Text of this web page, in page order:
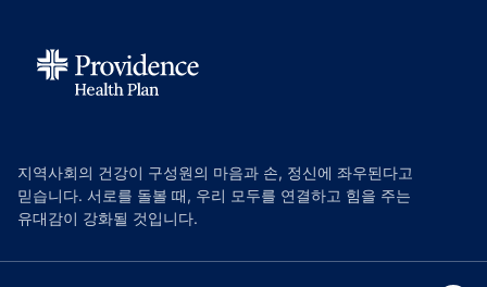
지역사회의 건강이 구성원의 마음과 손, 정신에 좌우된다고
믿습니다. 서로를 돌볼 때, 우리 모두를 연결하고 힘을 주는
유대감이 강화될 것입니다.